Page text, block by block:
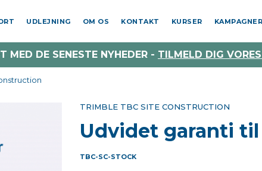
UDLEJNING OM OS KONTAKT KURSER KAMPAGNER
MED DE SENESTE NYHEDER - TILMELD DIG
TRIMBLE TBC SITE CONSTRUCTION
Udvidet garanti
TBC-SC-STOCK